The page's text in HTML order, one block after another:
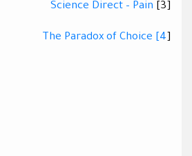
[3]
Science Direct – Pain
[
4] The Paradox of Choice